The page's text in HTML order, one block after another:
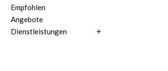
Empfohlen
Angebote
Dienstleistungen